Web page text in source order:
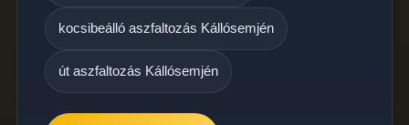
kocsibeálló aszfaltozás Kállósemjén
út aszfaltozás Kállósemjén